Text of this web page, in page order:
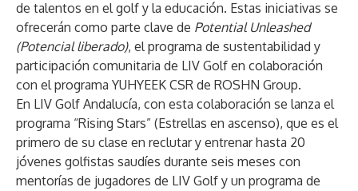
de talentos en el golf y la educación. Estas iniciativas se
ofrecerán como parte clave de Potential Unleashed
(Potencial liberado), el programa de sustentabilidad y
participación comunitaria de LIV Golf en colaboración
con el programa YUHYEEK CSR de ROSHN Group.
En LIV Golf Andalucía, con esta colaboración se lanza el
programa “Rising Stars” (Estrellas en ascenso), que es el
primero de su clase en reclutar y entrenar hasta 20
jóvenes golfistas saudíes durante seis meses con
mentorías de jugadores de LIV Golf y un programa de